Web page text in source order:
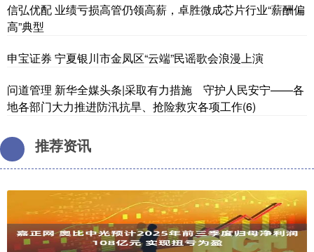
信弘优配 业绩亏损高管仍领高薪，卓胜微成芯片行业“薪酬偏
高”典型
申宝证券 宁夏银川市金凤区“云端”民谣歌会浪漫上演
问道管理 新华全媒头条|采取有力措施 守护人民安宁——各
地各部门大力推进防汛抗旱、抢险救灾各项工作(6)
推荐资讯